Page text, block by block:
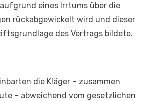
eines Irrtums über die
rückabgewickelt wird und dieser
des Vertrags bildete.
die Kläger – zusammen
– abweichend vom gesetzlichen